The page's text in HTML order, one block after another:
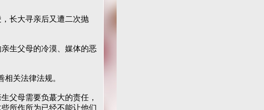
长大寻亲后又遭二次抛
生父母的冷漠、媒体的恶
关法律法规。
父母需要负蕞大的责任，
所作所为已经不能让他们